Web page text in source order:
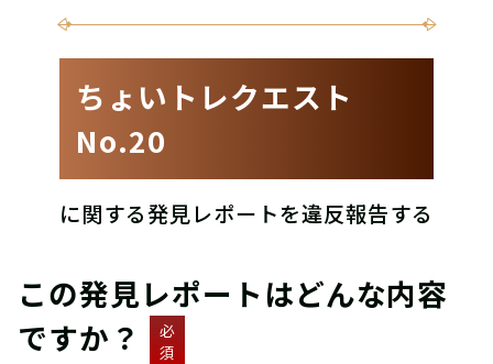
ちょいトレクエスト
No.20
に関する発見レポートを違反報告する
この発見レポートはどんな内容
ですか？
必
須